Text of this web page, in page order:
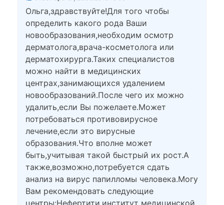
Ольга,здравствуйте!Для того чтобы
определить какого рода Ваши
новообразования,необходим осмотр
дерматолога,врача-косметолога или
дерматохирурга.Таких специалистов
можно найти в медицинских
центрах,занимающихся удалением
новообразований.После чего их можно
удалить,если Вы пожелаете.Может
потребоваться противовирусное
лечение,если это вирусные
образования.Что вполне может
быть,учитывая такой быстрый их рост.А
также,возможно,потребуется сдать
анализ на вирус папилломы человека.Могу
Вам рекомендовать следующие
центры:Нефертити,институт медицинской